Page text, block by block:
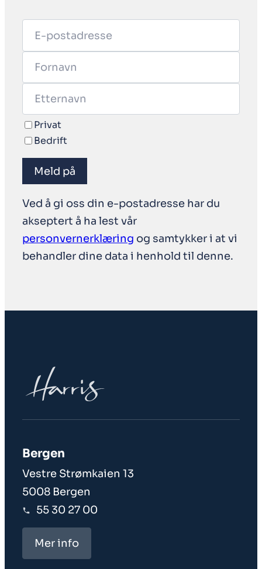
Privat
Bedrift
Meld på
Ved å gi oss din e-postadresse har du
akseptert å ha lest vår
personvernerklæring og samtykker i at vi
behandler dine data i henhold til denne.
Bergen
Vestre Strømkaien 13
5008 Bergen
55 30 27 00
Mer info